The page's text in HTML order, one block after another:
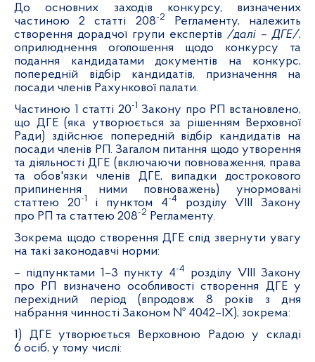
До основних заходів конкурсу, визначених
частиною 2 статті 208-2
Регламенту, належить
створення дорадчої групи експертів /далі – ДГЕ/,
оприлюднення оголошення щодо конкурсу та
подання кандидатами документів на конкурс,
попередній відбір кандидатів, призначення на
посади членів Рахункової палати.
Частиною 1 статті 20-1 Закону про РП встановлено,
що ДГЕ (яка утворюється за рішенням Верховної
Ради) здійснює попередній відбір кандидатів на
посади членів РП. Загалом питання щодо утворення
та діяльності ДГЕ (включаючи повноваження, права
та обов'язки
членів ДГЕ, випадки дострокового
припинення ними повноважень) унормовані
статтею 20-1 і пунктом 4-4
розділу VIII Закону
про РП та статтею 208-2
Регламенту.
Зокрема щодо створення ДГЕ слід звернути увагу
на такі законодавчі норми:
– підпунктами 1–3 пункту 4-4
розділу VIII Закону
про РП визначено особливості створення ДГЕ у
перехідний період (впродовж 8 років з дня
набрання чинності Законом № 4042–ІХ), зокрема:
1) ДГЕ утворюється Верховною Радою у складі
6 осіб, у тому числі: